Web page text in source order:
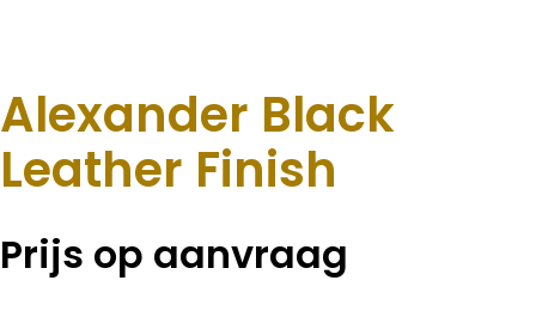
Alexander Black
Leather Finish
Prijs op aanvraag